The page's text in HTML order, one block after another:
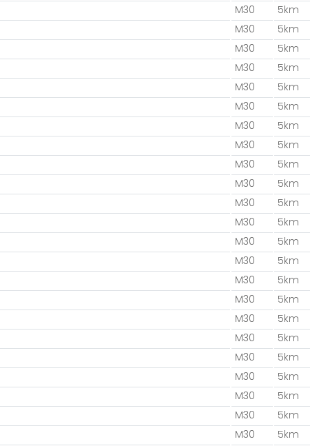
M30 5km
M30 5km
M30 5km
M30 5km
M30 5km
M30 5km
M30 5km
M30 5km
M30 5km
M30 5km
M30 5km
M30 5km
M30 5km
M30 5km
M30 5km
M30 5km
M30 5km
M30 5km
M30 5km
M30 5km
M30 5km
M30 5km
M30 5km